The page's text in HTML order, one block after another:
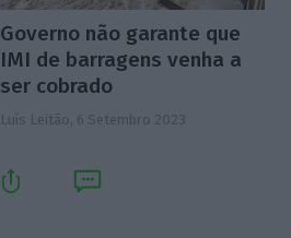
Governo não garante que
IMI de barragens venha a
ser cobrado
Luís Leitão, 6 Setembro 2023